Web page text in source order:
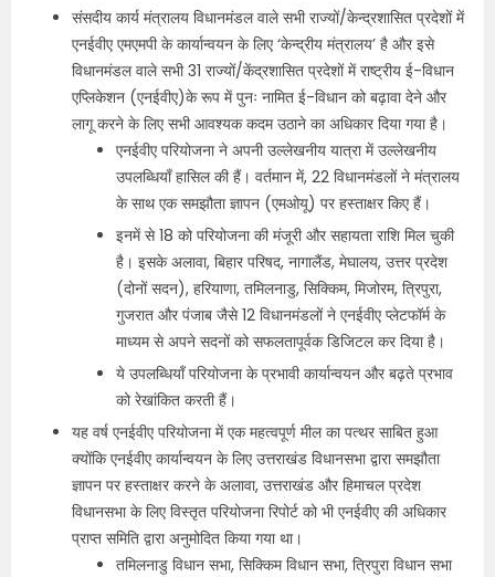
संसदीय कार्य मंत्रालय विधानमंडल वाले सभी राज्यों/केन्‍द्रशासित प्रदेशों में
एनईवीए एमएमपी के कार्यान्वयन के लिए ‘केन्‍द्रीय मंत्रालय’ है और इसे
विधानमंडल वाले सभी 31 राज्यों/केंद्रशासित प्रदेशों में राष्ट्रीय ई-विधान
एप्लिकेशन (एनईवीए)के रूप में पुनः नामित ई-विधान को बढ़ावा देने और
लागू करने के लिए सभी आवश्यक कदम उठाने का अधिकार दिया गया है।
एनईवीए परियोजना ने अपनी उल्लेखनीय यात्रा में उल्लेखनीय
उपलब्धियाँ हासिल की हैं। वर्तमान में, 22 विधानमंडलों ने मंत्रालय
के साथ एक समझौता ज्ञापन (एमओयू) पर हस्ताक्षर किए हैं।
इनमें से 18 को परियोजना की मंजूरी और सहायता राशि मिल चुकी
है। इसके अलावा, बिहार परिषद, नागालैंड, मेघालय, उत्तर प्रदेश
(दोनों सदन), हरियाणा, तमिलनाडु, सिक्किम, मिजोरम, त्रिपुरा,
गुजरात और पंजाब जैसे 12 विधानमंडलों ने एनईवीए प्लेटफॉर्म के
माध्यम से अपने सदनों को सफलतापूर्वक डिजिटल कर दिया है।
ये उपलब्धियाँ परियोजना के प्रभावी कार्यान्वयन और बढ़ते प्रभाव
को रेखांकित करती हैं।
यह वर्ष एनईवीए परियोजना में एक महत्वपूर्ण मील का पत्थर साबित हुआ
क्योंकि एनईवीए कार्यान्वयन के लिए उत्तराखंड विधानसभा द्वारा समझौता
ज्ञापन पर हस्ताक्षर करने के अलावा, उत्तराखंड और हिमाचल प्रदेश
विधानसभा के लिए विस्तृत परियोजना रिपोर्ट को भी एनईवीए की अधिकार
प्राप्त समिति द्वारा अनुमोदित किया गया था।
तमिलनाडु विधान सभा, सिक्किम विधान सभा, त्रिपुरा विधान सभा